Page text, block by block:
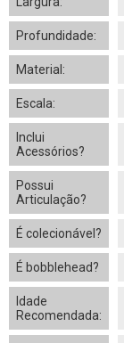
Profundidade:
Material:
Escala:
Inclui
Acessórios?
Possui
Articulação?
É colecionável?
É bobblehead?
Idade
Recomendada: